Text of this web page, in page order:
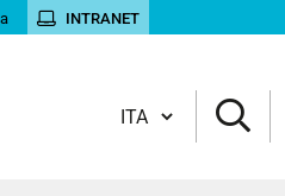
INTRANET
Cambia lingua